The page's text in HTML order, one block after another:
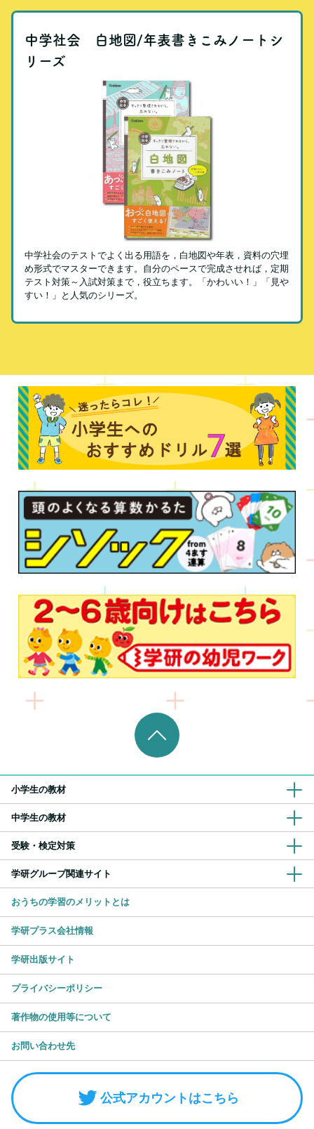
中学社会 白地図/年表書きこみノートシ
リーズ
中学社会のテストでよく出る用語を，白地図や年表，資料の穴埋
め形式でマスターできます。自分のペースで完成させれば，定期
テスト対策～入試対策まで，役立ちます。「かわいい！」「見や
すい！」と人気のシリーズ。
小学生の教材
中学生の教材
受験・検定対策
学研グループ関連サイト
おうちの学習のメリットとは
学研プラス会社情報
学研出版サイト
プライバシーポリシー
著作物の使用等について
お問い合わせ先
公式アカウントはこちら